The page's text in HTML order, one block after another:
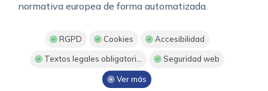
normativa europea de forma automatizada.
RGPD Cookies Accesibilidad
Textos legales obligatori... Seguridad web
Ver más